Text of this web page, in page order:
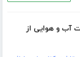
آب و هوایی از